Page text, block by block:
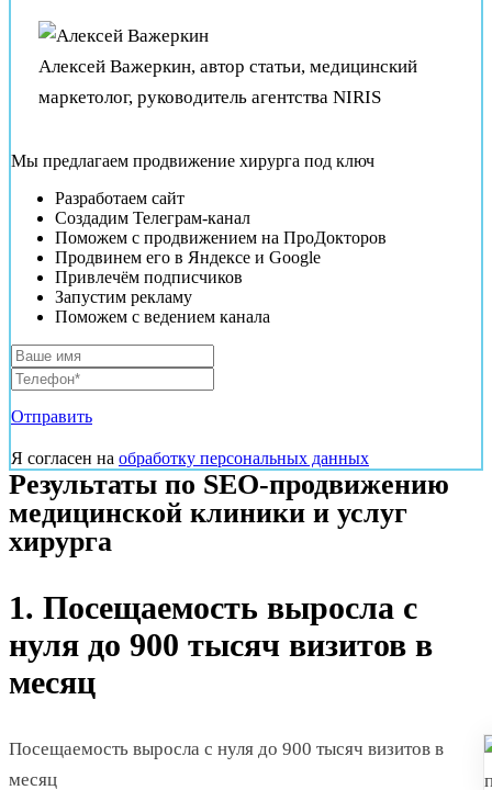
Алексей Важеркин, автор статьи, медицинский
маркетолог, руководитель агентства NIRIS
Мы предлагаем продвижение хирурга под ключ
Разработаем сайт
Создадим Телеграм-канал
Поможем с продвижением на ПроДокторов
Продвинем его в Яндексе и Google
Привлечём подписчиков
Запустим рекламу
Поможем с ведением канала
Отправить
Я согласен на обработку персональных данных
Результаты по SEO-продвижению
медицинской клиники и услуг
хирурга
1. Посещаемость выросла с
нуля до 900 тысяч визитов в
месяц
Посещаемость выросла с нуля до 900 тысяч визитов в
месяц